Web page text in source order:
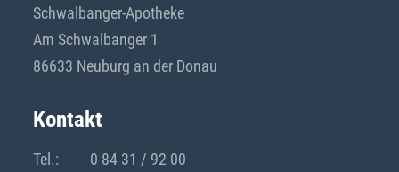
Schwalbanger-Apotheke
Am Schwalbanger 1
86633 Neuburg an der Donau
Kontakt
Tel.:
0 84 31 / 92 00
Social Media
FACEBOOK
INSTAGRAM